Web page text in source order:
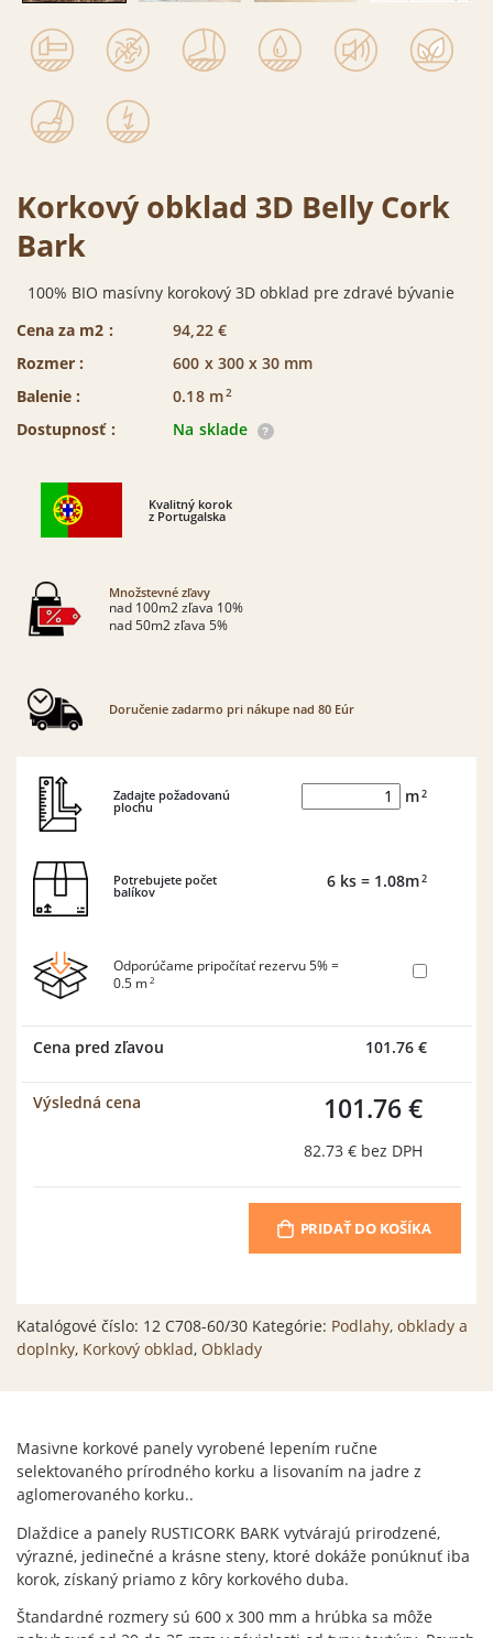
Korkový obklad 3D Belly Cork
Bark
100% BIO masívny korokový 3D obklad pre zdravé bývanie
Cena za m2 : 94,22 €
Rozmer :
600 x 300 x 30 mm
Balenie :
0.18 m2
Dostupnosť : Na sklade
Kvalitný korok
z Portugalska
Množstevné zľavy
nad 100m2 zľava 10%
nad 50m2 zľava 5%
Doručenie zadarmo pri nákupe nad 80 Eúr
Zadajte požadovanú
plochu
m2
Potrebujete počet
balíkov
6 ks= 1.08m2
Odporúčame pripočítať rezervu 5% =
0.5 m2
Cena pred zľavou 101.76 €
Výsledná cena 101.76 €
82.73 € bez DPH
PRIDAŤ DO KOŠÍKA
Katalógové číslo: 12 C708-60/30 Kategórie: Podlahy, obklady a
doplnky, Korkový obklad, Obklady
Masivne korkové panely vyrobené lepením ručne
selektovaného prírodného korku a lisovaním na jadre z
aglomerovaného korku..
Dlaždice a panely RUSTICORK BARK vytvárajú prirodzené,
výrazné, jedinečné a krásne steny, ktoré dokáže ponúknuť iba
korok, získaný priamo z kôry korkového duba.
Štandardné rozmery sú 600 x 300 mm a hrúbka sa môže